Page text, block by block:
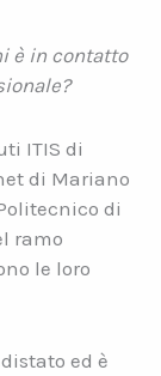
è in contatto
ITIS di
di Mariano
di
ramo
le loro
ed è